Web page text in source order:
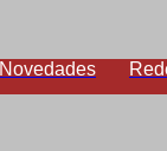
Novedades